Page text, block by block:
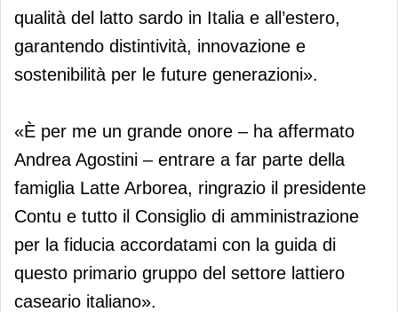
qualità del latto sardo in Italia e all’estero,
garantendo distintività, innovazione e
sostenibilità per le future generazioni».
«È per me un grande onore – ha affermato
Andrea Agostini – entrare a far parte della
famiglia Latte Arborea, ringrazio il presidente
Contu e tutto il Consiglio di amministrazione
per la fiducia accordatami con la guida di
questo primario gruppo del settore lattiero
caseario italiano».